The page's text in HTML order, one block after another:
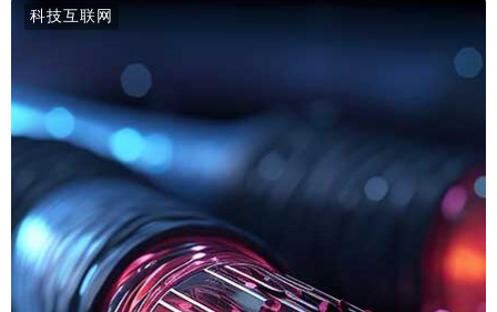
方法
科技互联网